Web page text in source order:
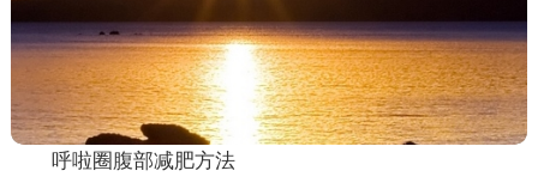
呼啦圈腹部减肥方法